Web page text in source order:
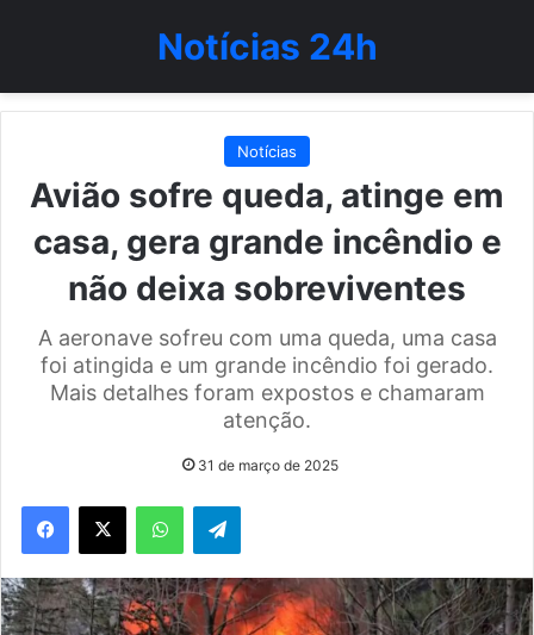
Notícias 24h
Notícias
Avião sofre queda, atinge em
casa, gera grande incêndio e
não deixa sobreviventes
A aeronave sofreu com uma queda, uma casa
foi atingida e um grande incêndio foi gerado.
Mais detalhes foram expostos e chamaram
atenção.
31 de março de 2025
WhatsAppTelegram